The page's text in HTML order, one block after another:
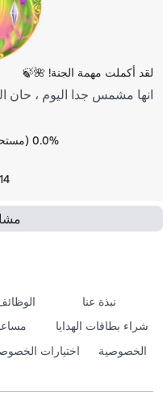
لقد أكملت مهمة الجنة! 🌺🍃
انها مشمس جدا اليوم ، حان
0.0% (مستحيل)
نبذة عنا
شراء بطاقات الهدايا
الخصوصية
اختيارات